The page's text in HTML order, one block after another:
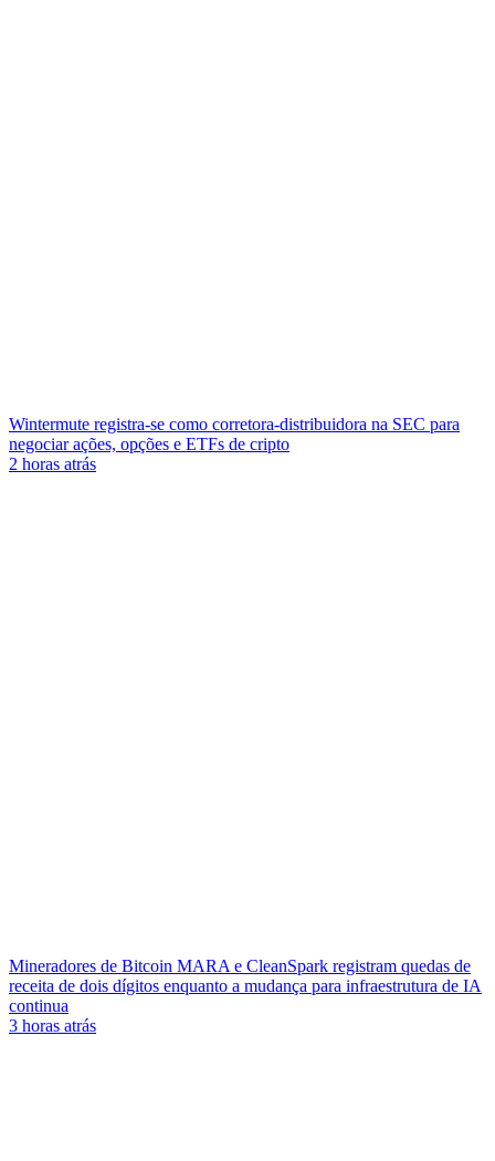
Wintermute registra-se como corretora-distribuidora na SEC para
negociar ações, opções e ETFs de cripto
2 horas atrás
Mineradores de Bitcoin MARA e CleanSpark registram quedas de
receita de dois dígitos enquanto a mudança para infraestrutura de IA
continua
3 horas atrás